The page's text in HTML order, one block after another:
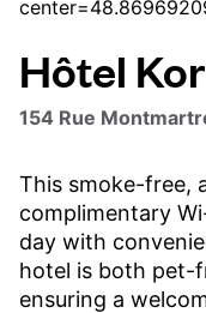
Hôtel
154 Rue
This smoke-free,
complimentary
day with
hotel is both pet-
ensuring a